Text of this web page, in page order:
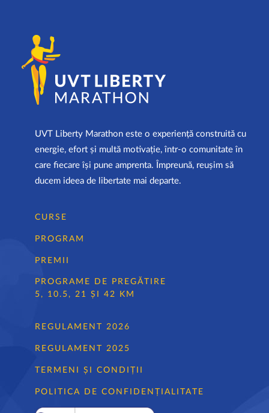
UVT Liberty Marathon este o experiență construită cu
energie, efort și multă motivație, într-o comunitate în
care fiecare își pune amprenta. Împreună, reușim să
ducem ideea de libertate mai departe.
CURSE
PROGRAM
PREMII
PROGRAME DE PREGĂTIRE
5, 10.5, 21 ȘI 42 KM
REGULAMENT 2026
REGULAMENT 2025
TERMENI ȘI CONDIȚII
POLITICA DE CONFIDENȚIALITATE